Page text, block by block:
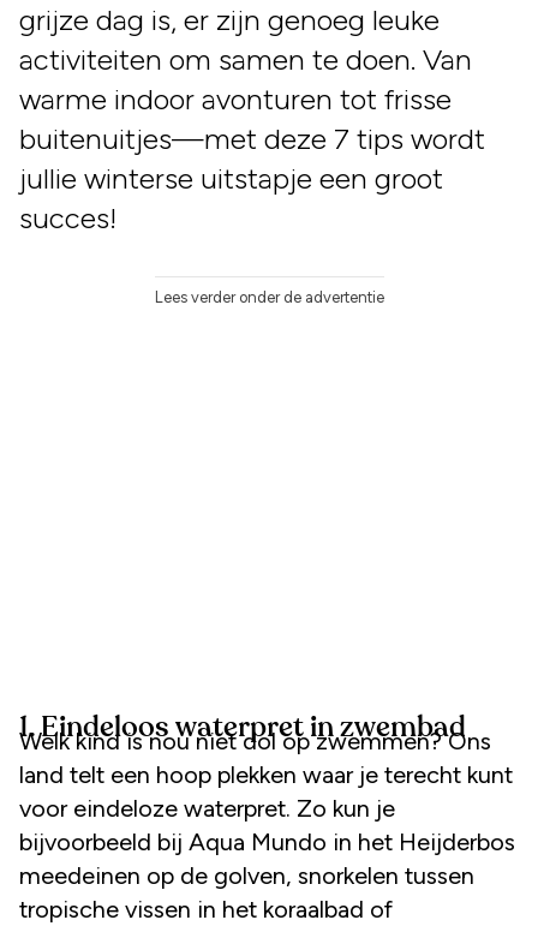
grijze dag is, er zijn genoeg leuke
activiteiten om samen te doen. Van
warme indoor avonturen tot frisse
buitenuitjes—met deze 7 tips wordt
jullie winterse uitstapje een groot
succes!
Lees verder onder de advertentie
1. Eindeloos waterpret in zwembad
Welk kind is nou niet dol op zwemmen? Ons
land telt een hoop plekken waar je terecht kunt
voor eindeloze waterpret. Zo kun je
bijvoorbeeld bij Aqua Mundo in het Heijderbos
meedeinen op de golven, snorkelen tussen
tropische vissen in het koraalbad of